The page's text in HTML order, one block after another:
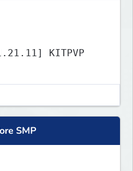
KITPVP
SMP